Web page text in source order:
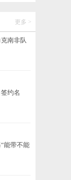
更多 >
约名
能带不能